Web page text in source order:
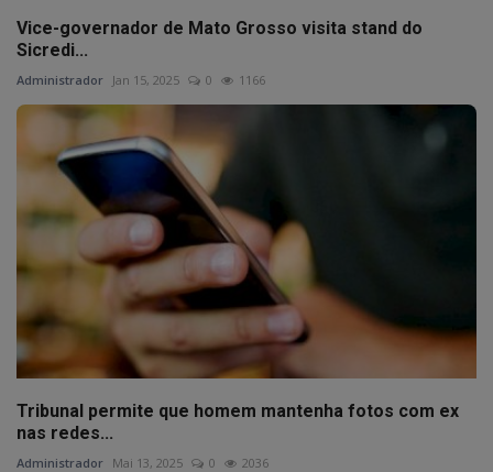
Vice-governador de Mato Grosso visita stand do
Sicredi...
Administrador Jan 15, 2025 0 1166
Tribunal permite que homem mantenha fotos com ex
nas redes...
Administrador Mai 13, 2025 0 2036